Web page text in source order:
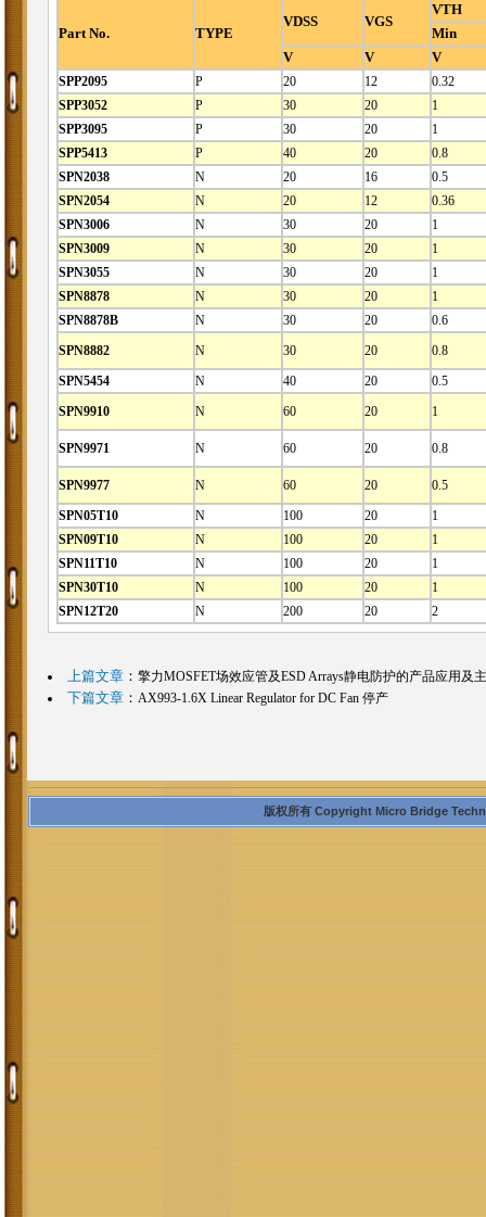
Part No. TYPE
VDSS VGS
VTH
Min
V
V
V
SPP2095
P 20 12
0.32
SPP3052
P 30 20
1
SPP3095
P 30 20
1
SPP5413
P 40 20
0.8
SPN2038
N 20 16
0.5
SPN2054
N 20 12
0.36
SPN3006
N 30 20
1
SPN3009
N 30 20
1
SPN3055
N 30 20
1
SPN8878
N 30 20
1
SPN8878B
N 30 20
0.6
SPN8882
N 30 20
0.8
SPN5454
N 40 20
0.5
SPN9910
N 60 20 1
SPN9971 N 60 20 0.8
SPN9977 N 60 20
0.5
SPN05T10
N 100 20
1
SPN09T10
N 100 20
1
SPN11T10
N 100 20
1
SPN30T10
N 100 20
1
SPN12T20
N 200 20 2
上篇文章： 擎力MOSFET场效应管及ESD Arrays静电防护的产品应用及
下篇文章： AX993-1.6X Linear Regulator for DC Fan 停产
版权所有 Copyright Micro Bridge